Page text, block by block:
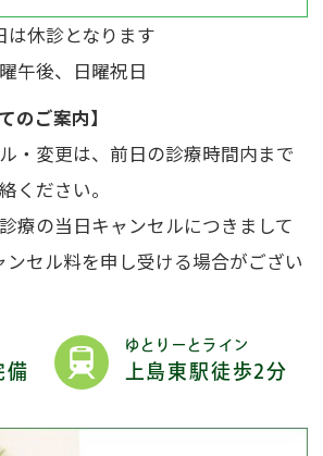
は休診となります
午後、日曜祝日
のご案内】
・変更は、前日の診療時間内まで
ください。
療の当日キャンセルにつきまして
ンセル料を申し受ける場合がござい
備
ゆとりーとライン
上島東駅徒歩2分